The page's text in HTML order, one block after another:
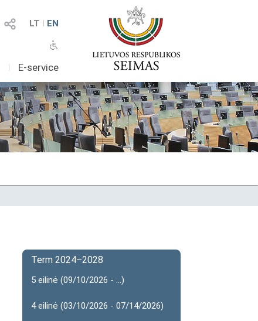
LT I EN
I E-service
Term 2024–2028
5 eilinė (09/10/2026 - ...)
4 eilinė (03/10/2026 - 07/14/2026)